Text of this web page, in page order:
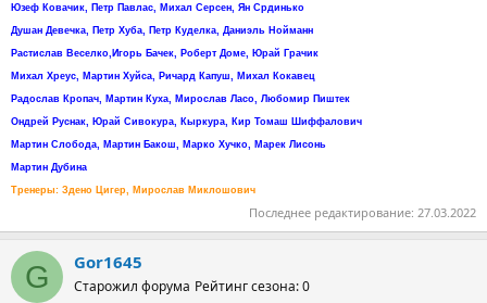
Юзеф Ковачик, Петр Павлас, Михал Серсен, Ян Срдинько
Душан Девечка, Петр Хуба, Петр Куделка, Даниэль Нойманн
Растислав Веселко,Игорь Бачек, Роберт Доме, Юрай Грачик
Михал Хреус, Мартин Хуйса, Ричард Капуш, Михал Кокавец
Радослав Кропач, Мартин Куха, Мирослав Ласо, Любомир Пиштек
Ондрей Руснак, Юрай Сивокура, Кыркура, Кир Томаш Шиффалович
Мартин Слобода, Мартин Бакош, Марко Хучко, Марек Лисонь
Мартин Дубина
Тренеры: Здено Цигер, Мирослав Миклошович
Последнее редактирование: 27.03.2022
G Gor1645
Старожил форума Рейтинг сезона: 0